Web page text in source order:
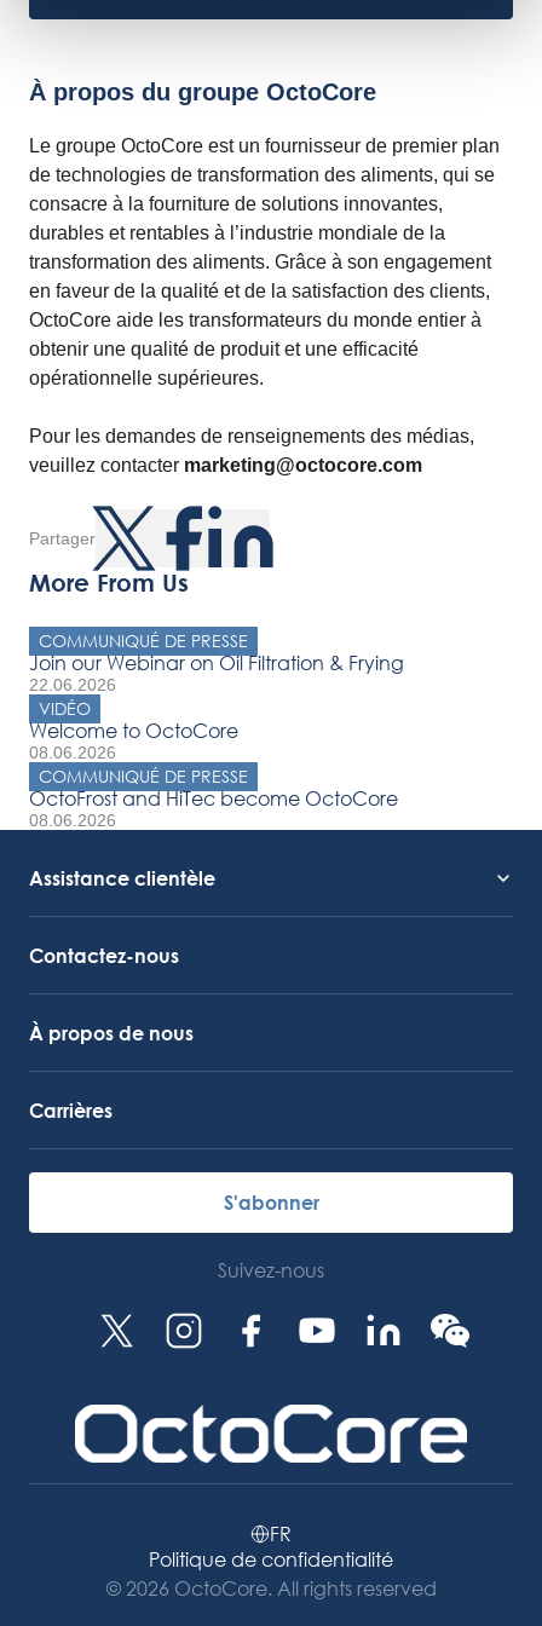
Partager
À propos du groupe OctoCore
Le groupe OctoCore est un fournisseur de premier plan
de technologies de transformation des aliments, qui se
consacre à la fourniture de solutions innovantes,
durables et rentables à l’industrie mondiale de la
transformation des aliments. Grâce à son engagement
en faveur de la qualité et de la satisfaction des clients,
OctoCore aide les transformateurs du monde entier à
obtenir une qualité de produit et une efficacité
opérationnelle supérieures.
Pour les demandes de renseignements des médias,
veuillez contacter marketing@octocore.com
More From Us
COMMUNIQUÉ DE PRESSE
Join our Webinar on Oil Filtration & Frying
22.06.2026
VIDÉO
Welcome to OctoCore
08.06.2026
COMMUNIQUÉ DE PRESSE
OctoFrost and HiTec become OctoCore
08.06.2026
Assistance clientèle
Contactez-nous
À propos de nous
Carrières
S'abonner
Suivez-nous
Politique de confidentialité
© 2026 OctoCore. All rights reserved
FR